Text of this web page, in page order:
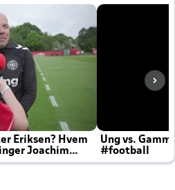
Eriksen? Hvem
Joachim
Ung vs.
#football